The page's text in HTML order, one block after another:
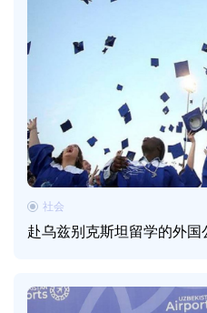
赴乌兹别克斯坦留学的外
社会